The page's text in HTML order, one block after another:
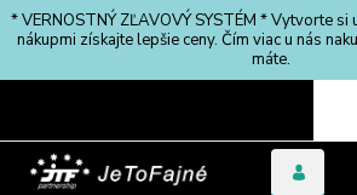
* VERNOSTNÝ ZĽAVOVÝ SYSTÉM * Vytvorte
nákupmi získajte lepšie ceny. Čím viac u nás
máte.